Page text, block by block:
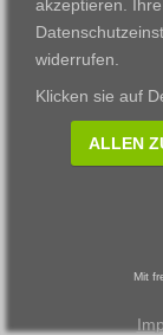
© 2002 -
akzeptieren.
widerrufen.
Klicken sie auf
ALLEN
Mit